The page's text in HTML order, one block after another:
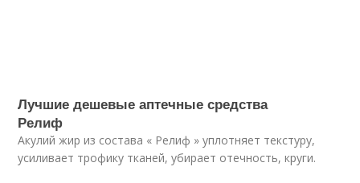
Лучшие дешевые аптечные средства
Релиф
Акулий жир из состава « Релиф » уплотняет текстуру,
усиливает трофику тканей, убирает отечность, круги.